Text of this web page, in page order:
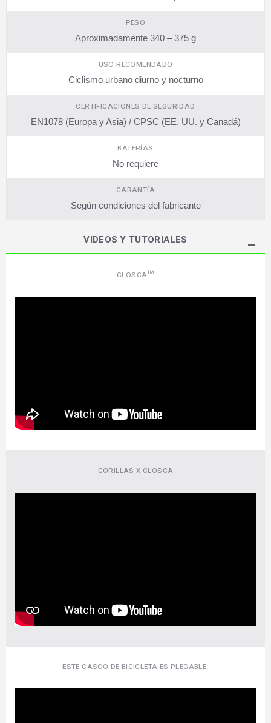
PESO
Aproximadamente 340 – 375 g
USO RECOMENDADO
Ciclismo urbano diurno y nocturno
CERTIFICACIONES DE SEGURIDAD
EN1078 (Europa y Asia) / CPSC (EE. UU. y Canadá)
BATERÍAS
No requiere
GARANTÍA
Según condiciones del fabricante
VIDEOS Y TUTORIALES
CLOSCA™
GORILLAS X CLOSCA
ESTE CASCO DE BICICLETA ES PLEGABLE.